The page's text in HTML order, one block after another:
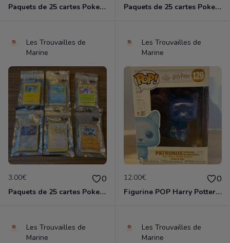
Paquets de 25 cartes Pokemon etat comme neuf Paquets de 25 cartes Pokemon etat comme neuf
Les Trouvailles de
Marine
3.00€ 0
Paquets de 25 cartes Pokemon etat comme neuf
Les Trouvailles de
Marine
12.00€ 0
Figurine POP Harry Potter 129 Patronus Minerva Mc Gonagall neuve non deboxee
Les Trouvailles de
Marine
Les Trouvailles de
Marine